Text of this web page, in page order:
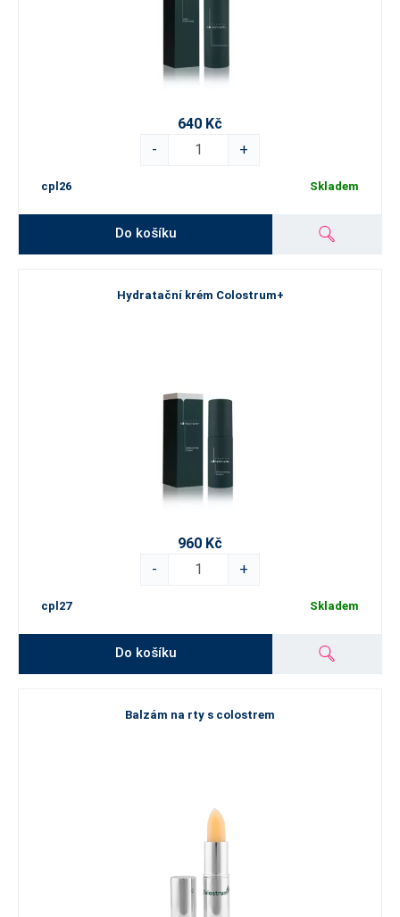
640 Kč
-
+
cpl26 Skladem
Do košíku
Hydratační krém Colostrum+
960 Kč
-
+
cpl27 Skladem
Do košíku
Balzám na rty s colostrem